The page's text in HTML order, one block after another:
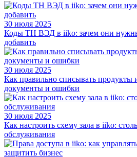
30 июля 2025
Коды ТН ВЭД в iiko: зачем они
добавить
30 июля 2025
Как правильно списывать продукты
документы и ошибки
30 июля 2025
Как настроить схему зала в iiko:
обслуживания